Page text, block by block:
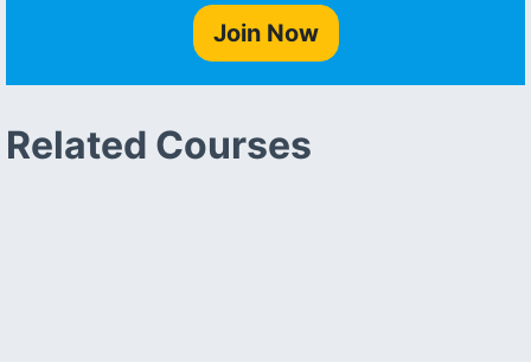
Join Now
Related Courses